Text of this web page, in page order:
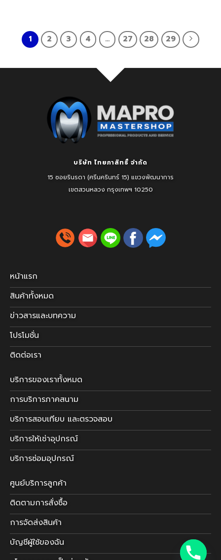
1 2 3 4 … 27 28 29
บริษัท ไทยภาสิทธิ์ จำกัด
15 ซอยรินรดา (ศรีนครินทร์ 15) แขวงพัฒนาการ
เขตสวนหลวง กรุงเทพฯ 10250
หน้าแรก
สินค้าทั้งหมด
ข่าวสารและบทความ
โปรโมชั่น
ติดต่อเรา
บริการของเราทั้งหมด
การบริการภาคสนาม
บริการสอบเทียบ และตรวจสอบ
บริการให้เช่าอุปกรณ์
บริการซ่อมอุปกรณ์
ศูนย์บริการลูกค้า
ติดตามการสั่งซื้อ
การจัดส่งสินค้า
บัญชีผู้ใช้ของฉัน